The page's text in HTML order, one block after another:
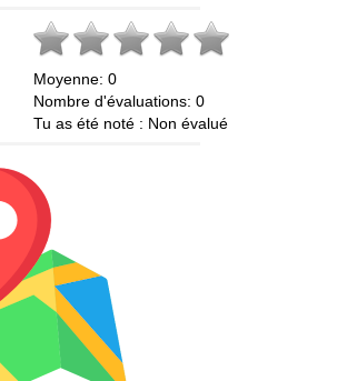
Moyenne: 0
Nombre d'évaluations: 0
Tu as été noté : Non évalué